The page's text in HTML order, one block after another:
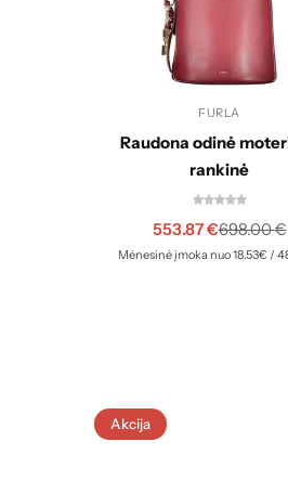
FURLA
Raudona odinė
rankinė
698.00€
553.87€
Mėnesinė įmoka nuo 18.53€ /
Akcija